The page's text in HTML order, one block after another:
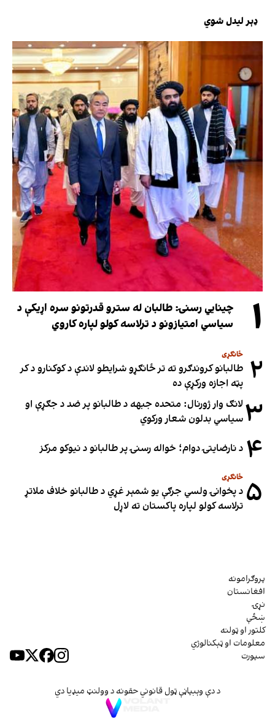
ډېر لیدل شوي
۱
چینایي رسنۍ: طالبان له سترو قدرتونو سره اړیکې د
سیاسي امتیازونو د ترلاسه کولو لپاره کاروي
۲ ځانګړی
طالبانو کروندګرو ته تر ځانګړو شرایطو لاندې د کوکنارو د کر
پټه اجازه ورکړې ده
۳ لانګ وار ژورنال: متحده جبهه د طالبانو پر ضد د جګړې او
سیاسي بدلون شعار ورکوي
۴ د نارضایتۍ دوام؛ خواله رسنۍ پر طالبانو د نیوکو مرکز
۵ ځانګړی
د پخوانۍ ولسي جرګې یو شمېر غړي د طالبانو خلاف ملاتړ
ترلاسه کولو لپاره پاکستان ته لاړل
پروګرامونه
افغانستان
نړۍ
ښځې
کلتور او ټولنه
معلومات او ټېکنالوژي
سپورت
د دې وېبپاڼې ټول قانوني حقونه د وولنټ میډیا دي